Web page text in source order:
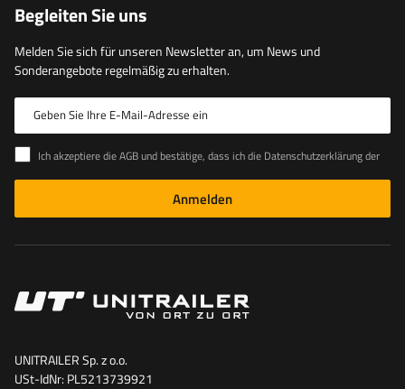
Begleiten Sie uns
Melden Sie sich für unseren Newsletter an, um News und
Sonderangebote regelmäßig zu erhalten.
Geben Sie Ihre E-Mail-Adresse ein
Ich akzeptiere die AGB und bestätige, dass ich die Datenschutzerklärung der Website zur Kenntnis genommen habe
Anmelden
UNITRAILER Sp. z o.o.
USt-IdNr: PL5213739921